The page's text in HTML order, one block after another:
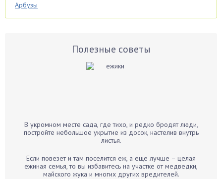
Арбузы
Аспарагус
Бархатцы
Белые грибы
Бирючина
Полезные советы
В укромном месте сада, где тихо, и редко бродят люди,
постройте небольшое укрытие из досок, настелив внутрь
листья.
Если повезет и там поселится еж, а еще лучше – целая
ежиная семья, то вы избавитесь на участке от медведки,
майского жука и многих других вредителей.